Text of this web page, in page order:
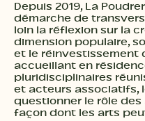
Depuis 2019, La
démarche de
loin la réflexion sur la
dimension populaire,
et le réinvestissement
accueillant en
pluridisciplinaires
et acteurs associatifs,
questionner le rôle
façon dont les arts